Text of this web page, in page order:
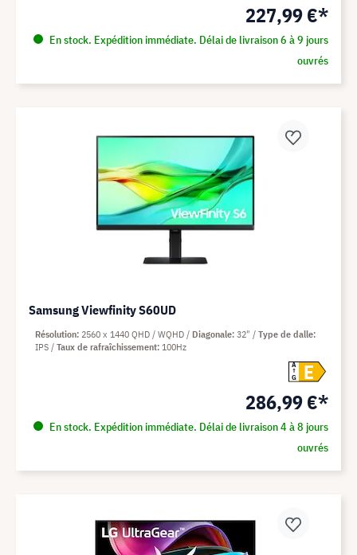
227,99 €*
En stock. Expédition immédiate. Délai de livraison 6 à 9 jours
ouvrés
Samsung Viewfinity S60UD
A
G
E
286,99 €*
En stock. Expédition immédiate. Délai de livraison 4 à 8 jours
ouvrés
Résolution 2560 x 1440 QHD / WQHD Diagonale 32"
Type de dalle
IPS
Taux de rafraîchissement 100Hz